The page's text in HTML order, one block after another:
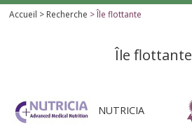
Accueil > Recherche > Île flottante
Île flottante
NUTRICIA